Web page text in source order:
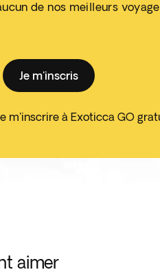
de nos meilleurs
Je m'inscris
m'inscrire à Exoticca GO
aimer